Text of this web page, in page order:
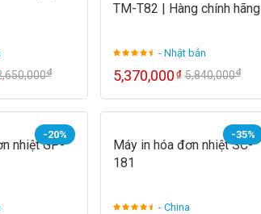
₫
TM-T82 | Hàng chính hãng
- Nhật bản
5,370,000₫ 5,840,000₫
-20%
nhiệt GP-
-35%
Máy in hóa đơn nhiệt SC-
181
- China